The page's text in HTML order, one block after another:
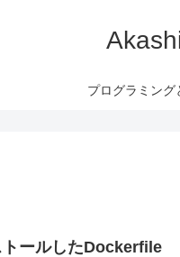
プログラミング
ールしたDockerfile